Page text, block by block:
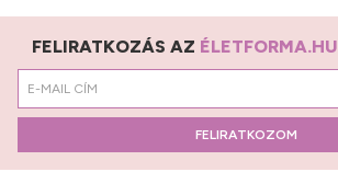
FELIRATKOZÁS AZ ÉLETFORMA.HU
FELIRATKOZOM